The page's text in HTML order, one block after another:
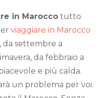
in Marocco tutto
viaggiare in Marocco
da settembre a
da febbraio a
e più calda.
un problema per voi.